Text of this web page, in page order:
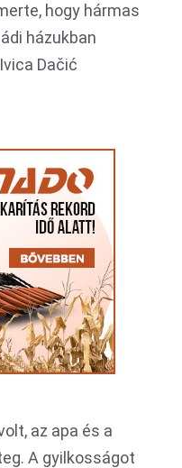
hogy hármas
házukban
Dačić
az apa és a
A gyilkosságot